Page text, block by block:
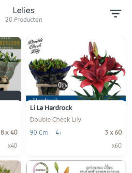
Lelies
20 Producten
8 x 40
x40
Li La Hardrock
Double Check Lily
90 Cm 4+ 3 x 60
x60